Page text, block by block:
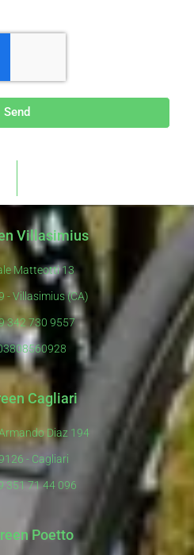
Send
Villasimius
Matteotti 13
- Villasimius (CA)
342 730 9557
Cagliari
Diaz 194
- Cagliari
351 71 44 096
Poetto